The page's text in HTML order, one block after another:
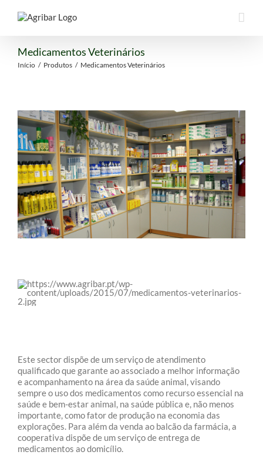
Medicamentos Veterinários
Início / Produtos / Medicamentos Veterinários
Este sector dispõe de um serviço de atendimento
qualificado que garante ao associado a melhor informação
e acompanhamento na área da saúde animal, visando
sempre o uso dos medicamentos como recurso essencial na
saúde e bem-estar animal, na saúde pública e, não menos
importante, como fator de produção na economia das
explorações. Para além da venda ao balcão da farmácia, a
cooperativa dispõe de um serviço de entrega de
medicamentos ao domicílio.